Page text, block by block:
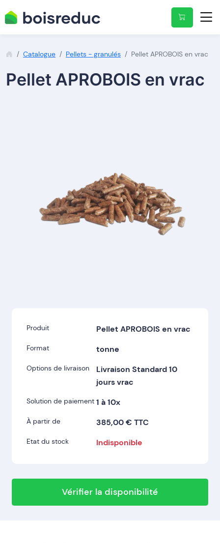
Catalogue Pellets - granulés Pellet APROBOIS en vrac
Pellet APROBOIS en vrac
Produit Pellet APROBOIS en vrac
Format tonne
Options de livraison
Livraison Standard 10
jours vrac
Solution de paiement 1 à 10x
À partir de 385,00 € TTC
Etat du stock Indisponible
Vérifier la disponibilité